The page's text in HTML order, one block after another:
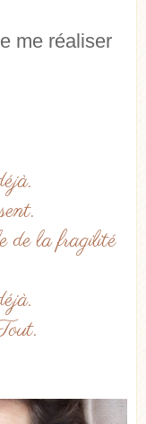
me réaliser
de la fragilité